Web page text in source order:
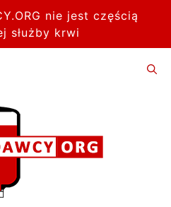
nie jest częścią
służby krwi